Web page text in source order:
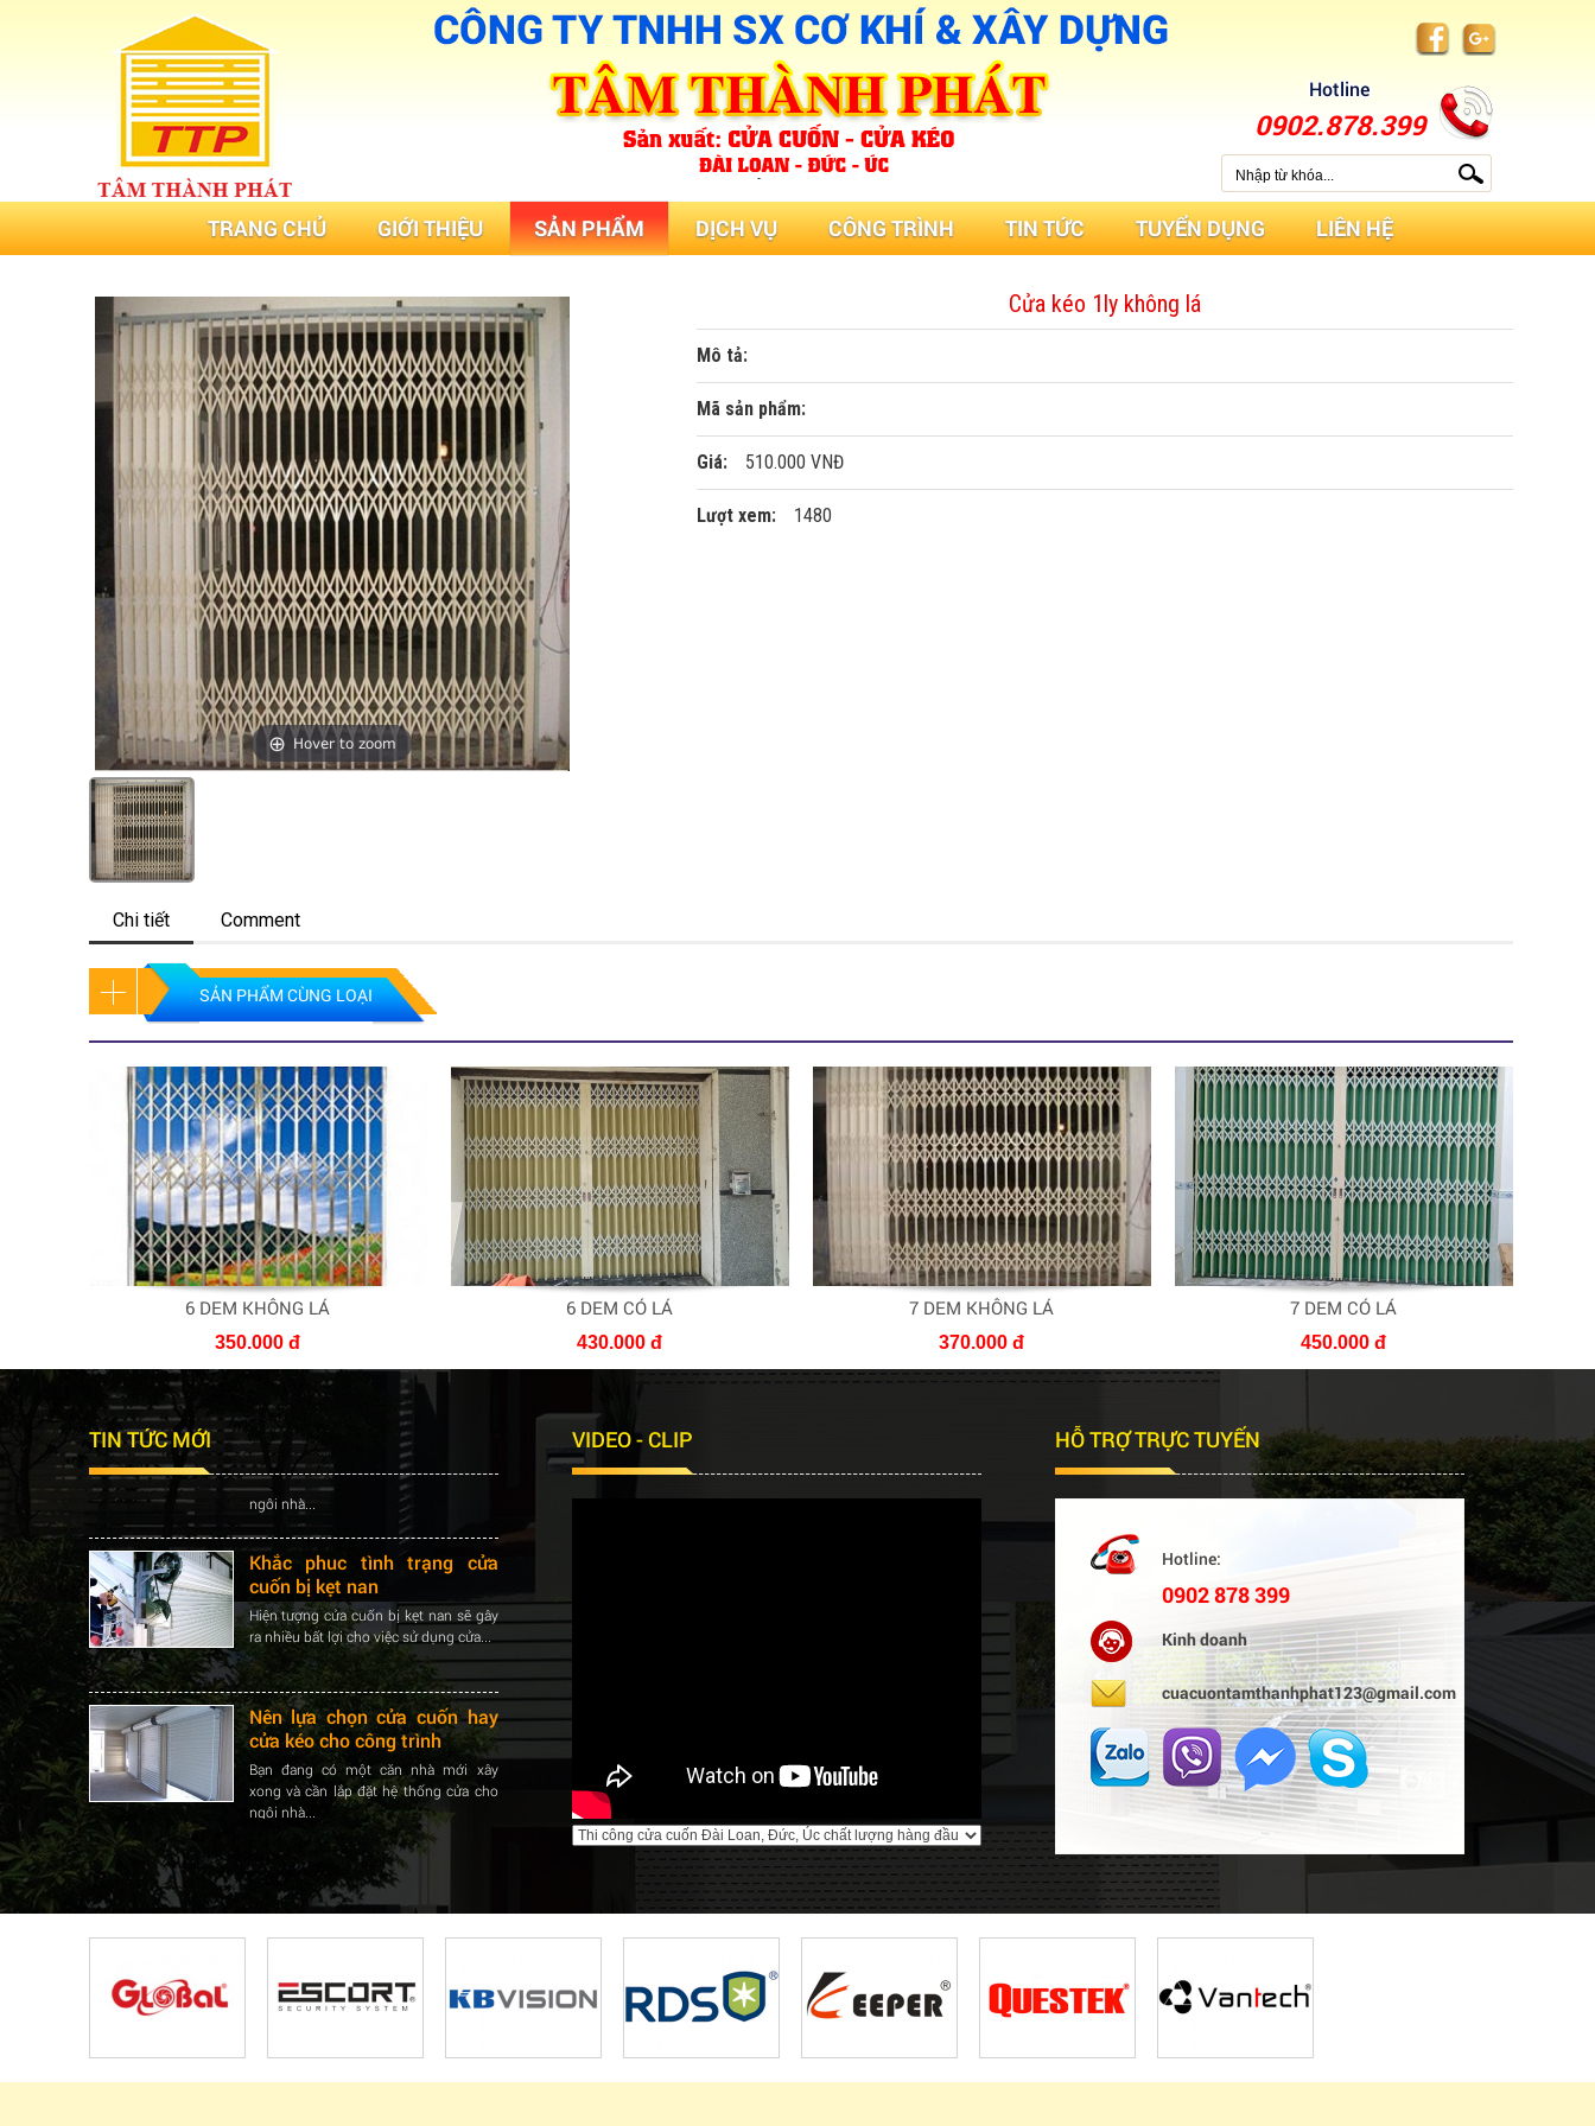
Hotline
0902.878.399
TRANG CHỦ GIỚI THIỆU SẢN PHẨM DỊCH VỤ CÔNG TRÌNH TIN TỨC TUYỂN DỤNG LIÊN HỆ
Hover to zoom
Cửa kéo 1ly không lá
Mô tả:
Mã sản phẩm:
Giá: 510.000 VNĐ
Lượt xem: 1480
Chi tiết Comment
SẢN PHẨM CÙNG LOẠI
6 DEM KHÔNG LÁ
350.000 đ
6 DEM CÓ LÁ
430.000 đ
7 DEM KHÔNG LÁ
370.000 đ
7 DEM CÓ LÁ
450.000 đ
TIN TỨC MỚI
Nên lựa chọn cửa cuốn hay
cửa kéo cho công trình
Bạn đang có một căn nhà mới xây
xong và cần lắp đặt hệ thống cửa cho
ngôi nhà...
Khắc phuc tình trạng cửa
cuốn bị kẹt nan
Hiện tượng cửa cuốn bị kẹt nan sẽ gây
ra nhiều bất lợi cho việc sử dụng cửa...
Nên lựa chọn cửa cuốn hay
cửa kéo cho công trình
Bạn đang có một căn nhà mới xây
xong và cần lắp đặt hệ thống cửa cho
ngôi nhà...
Khắc phuc tình trạng cửa
cuốn bị kẹt nan
Hiện tượng cửa cuốn bị kẹt nan sẽ gây
VIDEO - CLIP HỖ TRỢ TRỰC TUYẾN
Hotline:
0902 878 399
Kinh doanh
cuacuontamthanhphat123@gmail.com